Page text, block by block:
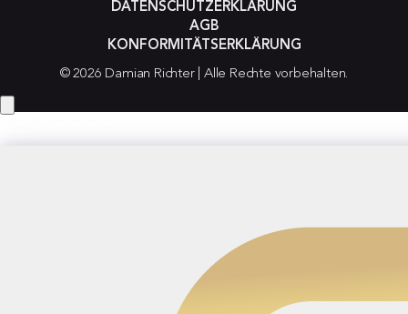
© 2026 Damian Richter | Alle Rechte vorbehalten.
DATENSCHUTZERKLÄRUNG
AGB
KONFORMITÄTSERKLÄRUNG